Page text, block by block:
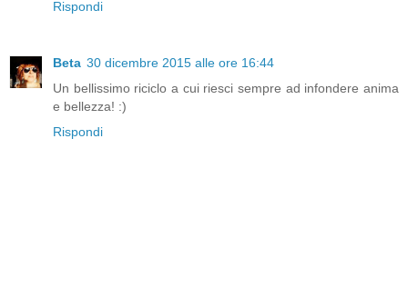
Rispondi
Beta 30 dicembre 2015 alle ore 16:44
Un bellissimo riciclo a cui riesci sempre ad infondere anima
e bellezza! :)
Rispondi